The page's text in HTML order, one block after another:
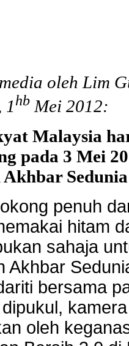
oleh Lim
1hb Mei 2012:
Malaysia
pada 3 Mei
Akhbar
penuh
hitam
sahaja
Akhbar
bersama
oleh